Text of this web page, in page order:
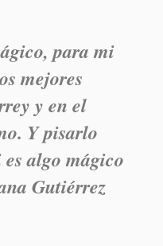
para mi
mejores
y en el
Y pisarlo
algo mágico
Gutiérrez